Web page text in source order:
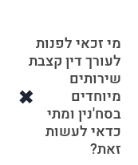
מי זכאי לפנות
לעורך דין קצבת
שירותים
מיוחדים
בסח'נין ומתי
כדאי לעשות
זאת?